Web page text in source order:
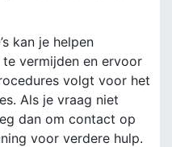
kan je helpen
vermijden en ervoor
volgt voor het
Als je vraag niet
dan om contact op
voor verdere hulp.